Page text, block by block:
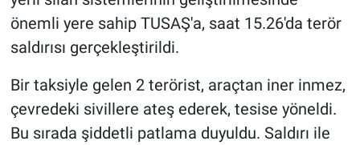
önemli yere sahip TUSAŞ'a, saat 15.26'da terör
saldırısı gerçekleştirildi.
Bir taksiyle gelen 2 terörist, araçtan iner inmez,
çevredeki sivillere ateş ederek, tesise yöneldi.
Bu sırada şiddetli patlama duyuldu. Saldırı ile